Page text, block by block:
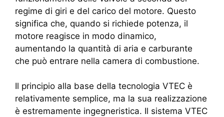
regime di giri e del carico del motore. Questo
significa che, quando si richiede potenza, il
motore reagisce in modo dinamico,
aumentando la quantità di aria e carburante
che può entrare nella camera di combustione.
Il principio alla base della tecnologia VTEC è
relativamente semplice, ma la sua realizzazione
è estremamente ingegneristica. Il sistema VTEC